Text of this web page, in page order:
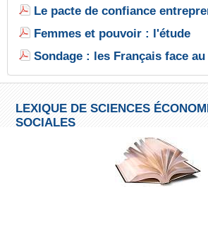
Le pacte de confiance
Femmes et pouvoir : l'étude
Sondage : les Français face
LEXIQUE DE SCIENCES
SOCIALES